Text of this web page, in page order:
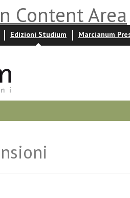
Content Area
Edizioni Studium Marcianum